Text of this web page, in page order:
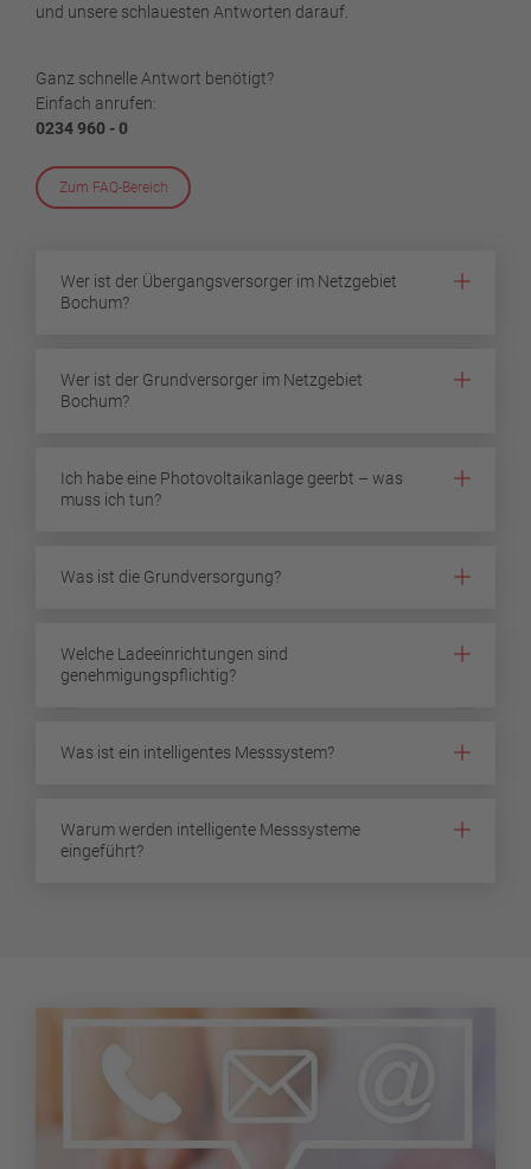
und unsere schlauesten Antworten darauf.
Ganz schnelle Antwort benötigt?
Einfach anrufen:
0234 960 - 0
Zum FAQ-Bereich
Wer ist der Übergangsversorger im Netzgebiet
Bochum?
Wer ist der Grundversorger im Netzgebiet
Bochum?
Ich habe eine Photovoltaikanlage geerbt – was
muss ich tun?
Was ist die Grundversorgung?
Welche Ladeeinrichtungen sind
genehmigungspflichtig?
Was ist ein intelligentes Messsystem?
Warum werden intelligente Messsysteme
eingeführt?